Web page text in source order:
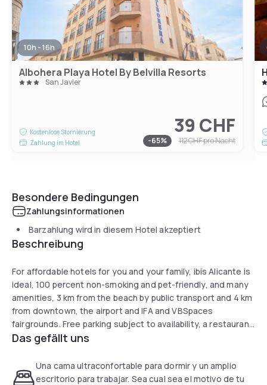
10h - 16h
Albohera Playa Hotel By Belvilla Resorts
San Javier
Kostenlose Stornierung
Zahlung im Hotel
39 CHF
-65% 112 CHFpro Nacht
Besondere Bedingungen
Zahlungsinformationen
Barzahlung wird in diesem Hotel akzeptiert
Beschreibung
For affordable hotels for you and your family, ibis Alicante is
ideal, 100 percent non-smoking and pet-friendly, and many
amenities, 3 km from the beach by public transport and 4 km
from downtown, the airport and IFA and VBSpaces
fairgrounds. Free parking subject to availability, a restaurant
and a bar. We also have a meeting room for business
times.
Das gefällt uns
Una cama ultraconfortable para dormir y un amplio
escritorio para trabajar. Sea cual sea el motivo de tu